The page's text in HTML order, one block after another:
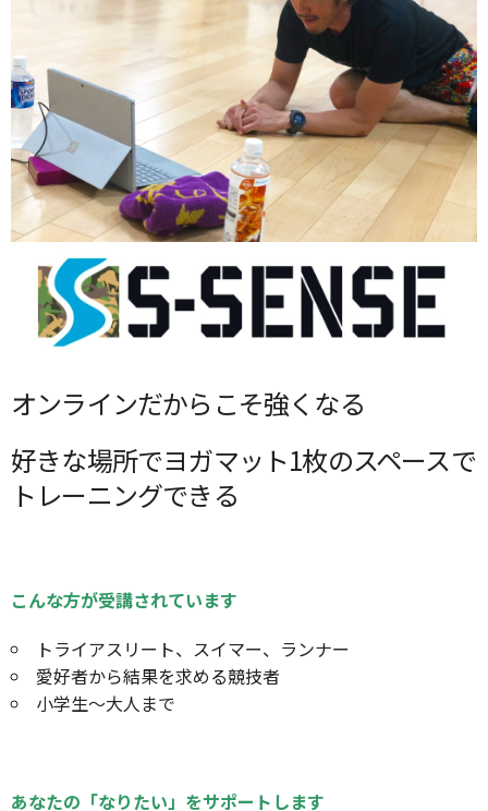
オンラインだからこそ強くなる
好きな場所でヨガマット1枚のスペースで
トレーニングできる
こんな方が受講されています
トライアスリート、スイマー、ランナー
愛好者から結果を求める競技者
小学生～大人まで
あなたの「なりたい」をサポートします